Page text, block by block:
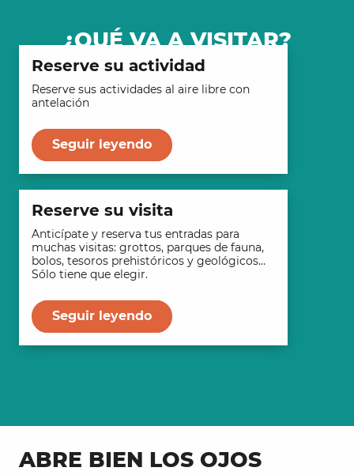
¿QUÉ VA A VISITAR?
Reserve su actividad
Reserve sus actividades al aire libre con
antelación
Seguir leyendo
Reserve su visita
Anticípate y reserva tus entradas para
muchas visitas: grottos, parques de fauna,
bolos, tesoros prehistóricos y geológicos…
Sólo tiene que elegir.
Seguir leyendo
ABRE BIEN LOS OJOS